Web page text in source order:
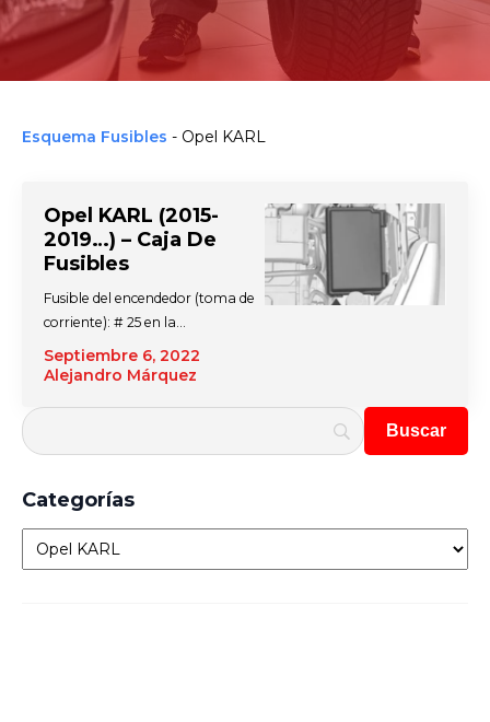
Esquema Fusibles - Opel KARL
Opel KARL (2015-
2019…) – Caja De
Fusibles
Septiembre 6, 2022
Alejandro Márquez
Fusible del encendedor (toma de
corriente): # 25 en la…
Categorías
Categorías